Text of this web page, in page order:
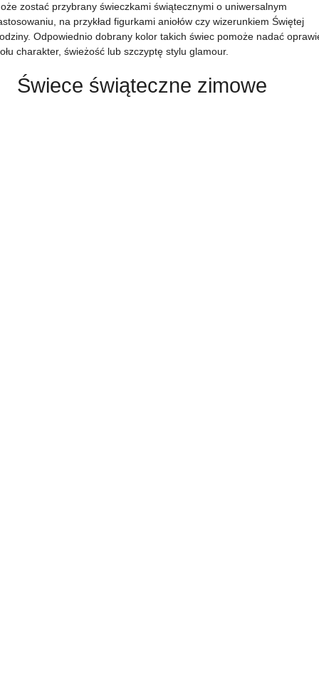
zostać przybrany świeczkami świątecznymi o uniwersalnym
na przykład figurkami aniołów czy wizerunkiem Świętej
Odpowiednio dobrany kolor takich świec pomoże nadać
charakter, świeżość lub szczyptę stylu glamour.
Świece świąteczne zimowe